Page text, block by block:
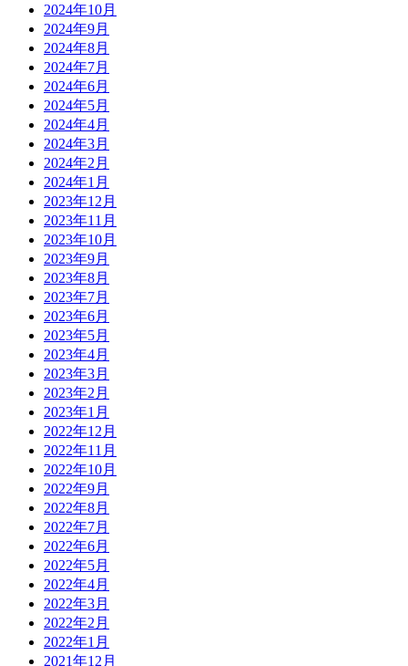
2024年10月
2024年9月
2024年8月
2024年7月
2024年6月
2024年5月
2024年4月
2024年3月
2024年2月
2024年1月
2023年12月
2023年11月
2023年10月
2023年9月
2023年8月
2023年7月
2023年6月
2023年5月
2023年4月
2023年3月
2023年2月
2023年1月
2022年12月
2022年11月
2022年10月
2022年9月
2022年8月
2022年7月
2022年6月
2022年5月
2022年4月
2022年3月
2022年2月
2022年1月
2021年12月